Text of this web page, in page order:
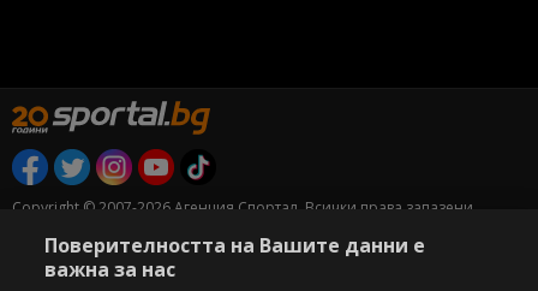
Copyright © 2007-2026 Агенция Спортал. Всички права запазени.
За нас Екип За рекламa
Поверителността на Вашите данни е
важна за нас